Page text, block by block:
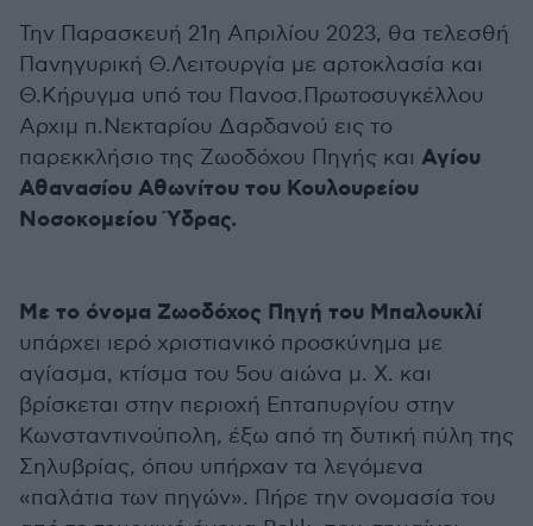
Την Παρασκευή 21η Απριλίου 2023, θα τελεσθή
Πανηγυρική Θ.Λειτουργία με αρτοκλασία και
Θ.Κήρυγμα υπό του Πανοσ.Πρωτοσυγκέλλου
Αρχιμ π.Νεκταρίου Δαρδανού εις το
παρεκκλήσιο της Ζωοδόχου Πηγής και Αγίου
Αθανασίου Αθωνίτου του Κουλουρείου
Νοσοκομείου Ύδρας.
Με το όνομα Ζωοδόχος Πηγή του Μπαλουκλί
υπάρχει ιερό χριστιανικό προσκύνημα με
αγίασμα, κτίσμα του 5ου αιώνα μ. Χ. και
βρίσκεται στην περιοχή Επταπυργίου στην
Κωνσταντινούπολη, έξω από τη δυτική πύλη της
Σηλυβρίας, όπου υπήρχαν τα λεγόμενα
«παλάτια των πηγών». Πήρε την ονομασία του